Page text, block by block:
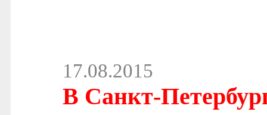
17.08.2015
В Санкт-